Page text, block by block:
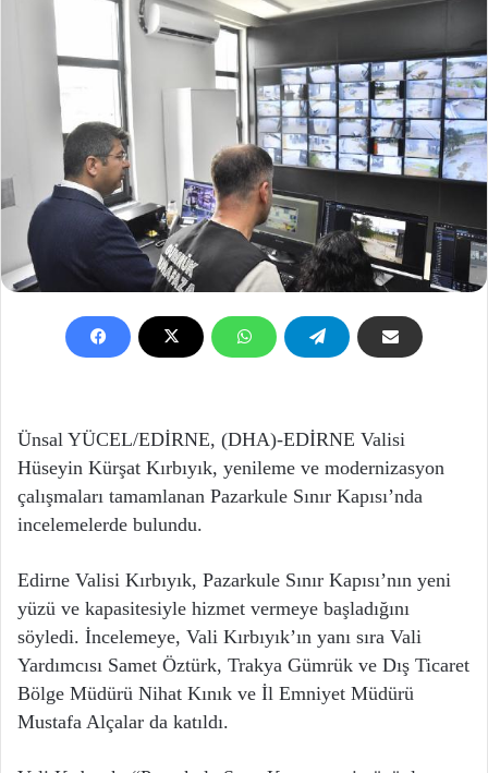
Ünsal YÜCEL/EDİRNE, (DHA)-EDİRNE Valisi
Hüseyin Kürşat Kırbıyık, yenileme ve modernizasyon
çalışmaları tamamlanan Pazarkule Sınır Kapısı’nda
incelemelerde bulundu.
Edirne Valisi Kırbıyık, Pazarkule Sınır Kapısı’nın yeni
yüzü ve kapasitesiyle hizmet vermeye başladığını
söyledi. İncelemeye, Vali Kırbıyık’ın yanı sıra Vali
Yardımcısı Samet Öztürk, Trakya Gümrük ve Dış Ticaret
Bölge Müdürü Nihat Kınık ve İl Emniyet Müdürü
Mustafa Alçalar da katıldı.